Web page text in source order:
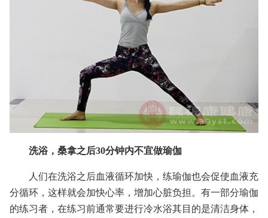
洗浴，桑拿之后30分钟内不宜做瑜伽
人们在洗浴之后血液循环加快，练瑜伽也会促使血液充
分循环，这样就会加快心率，增加心脏负担。有一部分瑜伽
的练习者，在练习前通常要进行冷水浴其目的是清洁身体，